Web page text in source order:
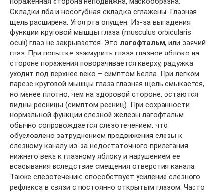
Складки лба и носогубная складка сглажены. Глазная
щель расширена. Угол рта опущен. Из-за выпадения
функции круговой мышцы глаза (musculus orbicularis
oculi) глаз не закрывается. Это лагофтальм, или заячий
глаз. При попытке зажмурить глаза глазное яблоко на
стороне поражения поворачивается кверху, радужка
уходит под верхнее веко – симптом Белла. При легком
парезе круговой мышцы глаза глазная щель смыкается,
но менее плотно, чем на здоровой стороне, остаются
видны ресницы (симптом ресниц). При сохранности
нормальной функции слезной железы лагофтальм
обычно сопровождается слезотечением, что
обусловлено затруднением продвижения слезы к
слезному каналу из-за недостаточного прилегания
нижнего века к глазному яблоку и нарушением ее
всасывания вследствие смещения отверстия канала.
Также слезотечению способствует усиление слезного
рефлекса в связи с постоянно открытым глазом. Часто